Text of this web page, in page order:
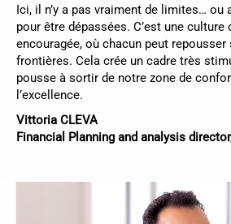
Ici, il n’y a pas vraiment de limites…
pour être dépassées. C’est une culture
encouragée, où chacun peut repousser
frontières. Cela crée un cadre très
pousse à sortir de notre zone de
l’excellence.
Vittoria CLEVA
Financial Planning and analysis